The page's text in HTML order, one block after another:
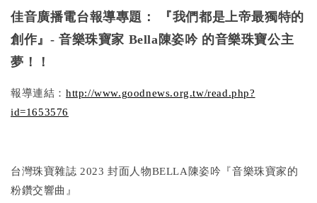
佳音廣播電台報導專題： 『我們都是上帝最獨特的
創作』- 音樂珠寶家 Bella陳姿吟 的音樂珠寶公主
夢！！
報導連結： http://www.goodnews.org.tw/read.php?
id=1653576
台灣珠寶雜誌 2023 封面人物BELLA陳姿吟『音樂珠寶家的
粉鑽交響曲』